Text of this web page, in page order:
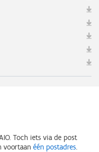
Toch iets via de post
voortaan één postadres.